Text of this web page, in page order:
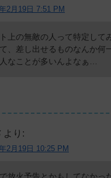
2月19日 7:51 PM
上の無敵の人って特定して
、差し出せるものなんか何
なことが多いんよなぁ…
より:
2月19日 10:25 PM